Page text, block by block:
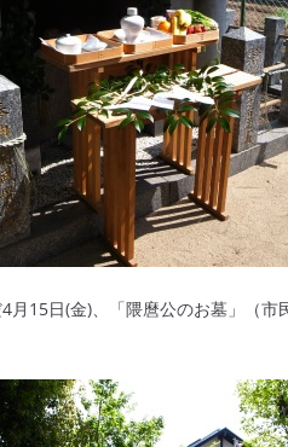
15日(金)、「隈麿公のお墓」（市